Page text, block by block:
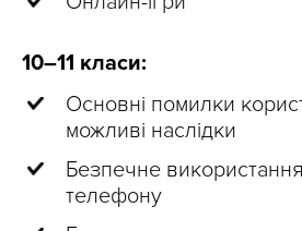
10–11 класи:
Основні помилки
можливі наслідки
Безпечне
телефону